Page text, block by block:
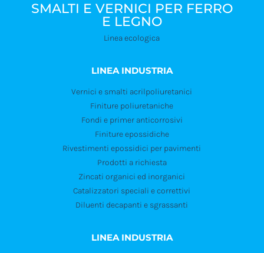
SMALTI E VERNICI PER FERRO
E LEGNO
Linea ecologica
LINEA INDUSTRIA
Vernici e smalti acrilpoliuretanici
Finiture poliuretaniche
Fondi e primer anticorrosivi
Finiture epossidiche
Rivestimenti epossidici per pavimenti
Prodotti a richiesta
Zincati organici ed inorganici
Catalizzatori speciali e correttivi
Diluenti decapanti e sgrassanti
LINEA INDUSTRIA